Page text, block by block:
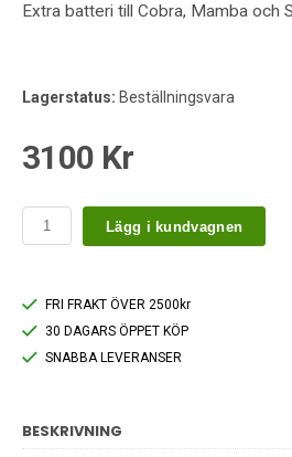
Extra batteri till Cobra, Mamba och
Lagerstatus: Beställningsvara
3100 Kr
Lägg i kundvagnen
FRI FRAKT ÖVER 2500kr
30 DAGARS ÖPPET KÖP
SNABBA LEVERANSER
BESKRIVNING